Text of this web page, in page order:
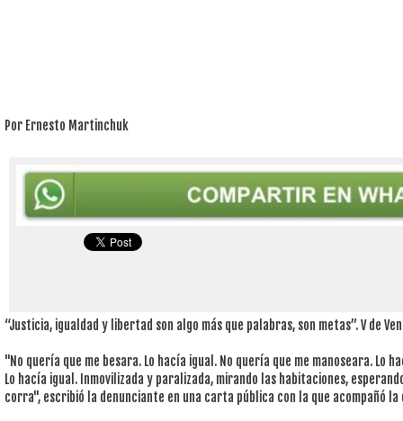
Por Ernesto Martinchuk
“Justicia, igualdad y libertad son algo más que palabras, son metas”. V de
"No quería que me besara. Lo hacía igual. No quería que me manoseara. Lo
Lo hacía igual. Inmovilizada y paralizada, mirando las habitaciones,
corra", escribió la denunciante en una carta pública con la que acompañó la